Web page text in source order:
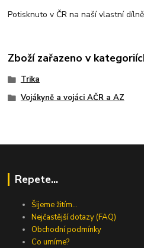
Potisknuto v ČR na naší vlastní
Zboží zařazeno v
Trika
Vojákyně a vojáci AČR a AZ
Repete...
Šijeme žitím...
Nejčastější dotazy (FAQ)
Obchodní podmínky
Co umíme?